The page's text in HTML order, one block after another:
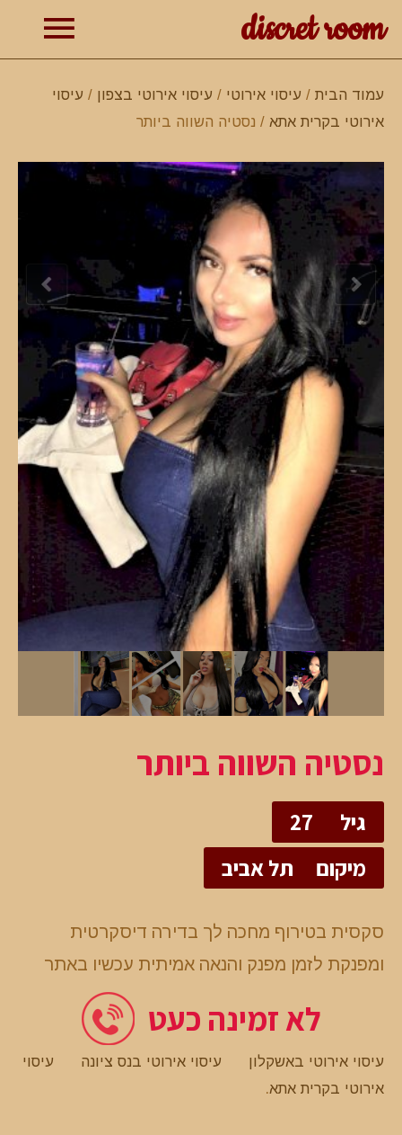
discret room
עמוד הבית / עיסוי אירוטי / עיסוי אירוטי בצפון / עיסוי
אירוטי בקרית אתא / נסטיה השווה ביותר
נסטיה השווה ביותר
גיל
27
מיקום
תל אביב
סקסית בטירוף מחכה לך בדירה דיסקרטית
ומפנקת לזמן מפנק והנאה אמיתית עכשיו באתר
לא זמינה כעט
עיסוי אירוטי באשקלון עיסוי אירוטי בנס ציונה
עיסוי
אירוטי בקרית אתא.